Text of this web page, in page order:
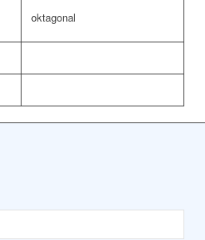
oktagonal